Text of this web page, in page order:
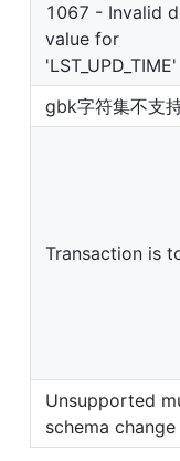
1067 - Invalid
value for
'LST_UPD_TIME'
gbk字符集不支
Transaction is
Unsupported
schema change